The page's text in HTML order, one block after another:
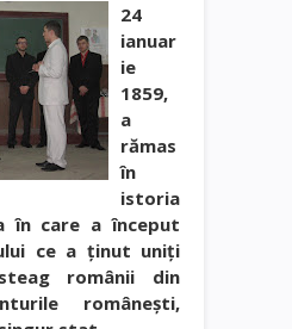
24
ianuar
ie
1859,
a
rămas
în
istoria
în care a început
ce a ţinut uniţi
românii din
româneşti,